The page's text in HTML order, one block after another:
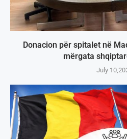
Donacion për spitalet në
mërgata
July